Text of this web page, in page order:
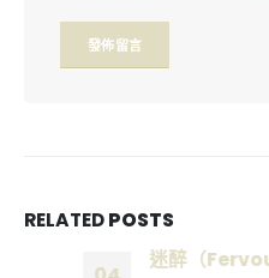
RELATEDPOSTS
迷醉（Fervour）